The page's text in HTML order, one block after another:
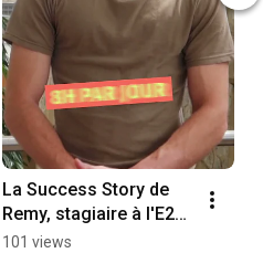
La Success Story de
Remy, stagiaire à l'E2C
Marseille.
101 views